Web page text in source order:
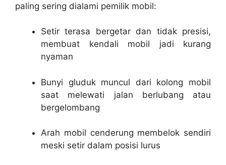
paling sering dialami pemilik mobil:
Setir terasa bergetar dan tidak presisi,
membuat kendali mobil jadi kurang
nyaman
Bunyi gluduk muncul dari kolong mobil
saat melewati jalan berlubang atau
bergelombang
Arah mobil cenderung membelok sendiri
meski setir dalam posisi lurus